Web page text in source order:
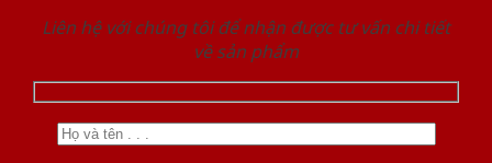
Liên hệ với chúng tôi để nhận được tư vấn chi tiết
về sản phẩm